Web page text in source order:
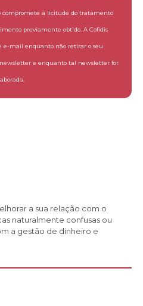
compromete a licitude do tratamento
previamente obtido. A Cofidis
e-mail enquanto não retirar o seu
e enquanto tal newsletter for
a sua relação com o
naturalmente confusas ou
a gestão de dinheiro e